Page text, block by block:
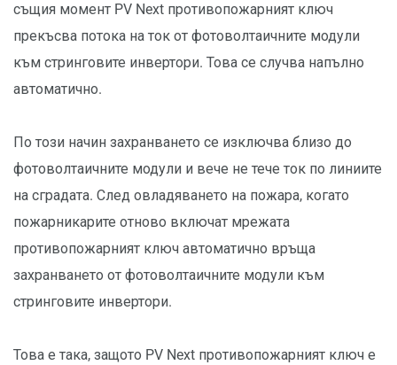
същия момент PV Next противопожарният ключ
прекъсва потока на ток от фотоволтаичните модули
към стринговите инвертори. Това се случва напълно
автоматично.
По този начин захранването се изключва близо до
фотоволтаичните модули и вече не тече ток по линиите
на сградата. След овладяването на пожара, когато
пожарникарите отново включат мрежата
противопожарният ключ автоматично връща
захранването от фотоволтаичните модули към
стринговите инвертори.
Това е така, защото PV Next противопожарният ключ е